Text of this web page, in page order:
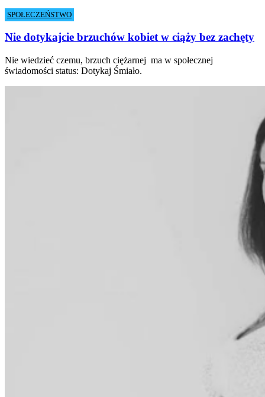
SPOŁECZEŃSTWO
Nie dotykajcie brzuchów kobiet w ciąży bez zachęty
Nie wiedzieć czemu, brzuch ciężarnej ma w społecznej
świadomości status: Dotykaj Śmiało.